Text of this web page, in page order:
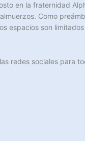
en la fraternidad
Como
espacios son
redes sociales para